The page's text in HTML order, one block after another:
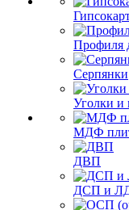
Профиля
Серпянки
Уголки и
МДФ
ДВП
ДСП и